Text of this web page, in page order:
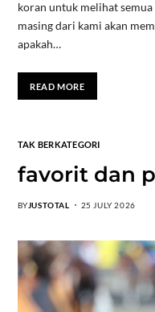
koran untuk melihat
masing dari kami akan
apakah…
READ MORE
TAK BERKATEGORI
favorit dan
BY JUSTOTAL 25 JULY 2026